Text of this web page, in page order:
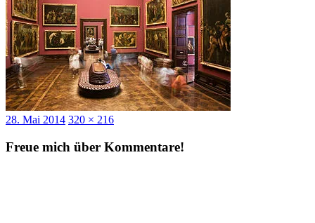
Veröffentlicht
28. Mai 2014 Originalgröße
320 × 216
Freue mich über Kommentare!